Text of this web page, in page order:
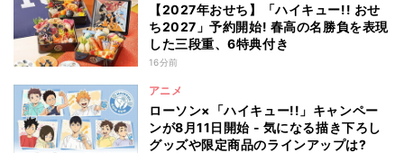
【2027年おせち】「ハイキュー!! おせ
ち2027」予約開始! 春高の名勝負を表現
した三段重、6特典付き
16分前
アニメ
ローソン×「ハイキュー!!」キャンペー
ンが8月11日開始 - 気になる描き下ろし
グッズや限定商品のラインアップは?